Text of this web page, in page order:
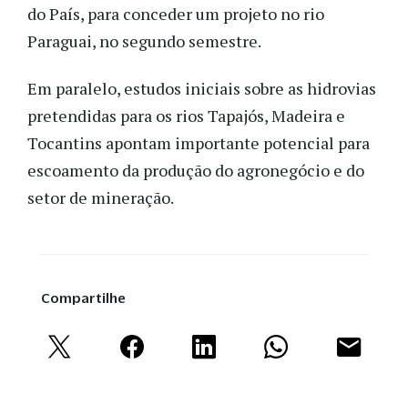
do País, para conceder um projeto no rio
Paraguai, no segundo semestre.
Em paralelo, estudos iniciais sobre as hidrovias
pretendidas para os rios Tapajós, Madeira e
Tocantins apontam importante potencial para
escoamento da produção do agronegócio e do
setor de mineração.
Compartilhe